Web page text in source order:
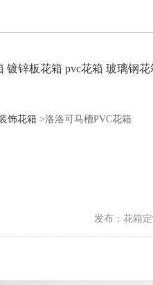
镀锌板花箱 pvc花箱 玻璃钢花
饰花箱 >洛洛可马槽PVC花箱
发布：花箱